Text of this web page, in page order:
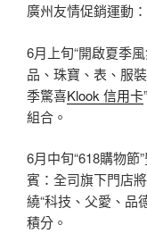
廣州友情促銷運動：
6月上旬“開啟夏季
品、珠寶、表、服
季驚喜Klook 信用卡
組合。
6月中旬“618購物節
賓：全司旗下門店
繞“科技、父愛、品
積分。